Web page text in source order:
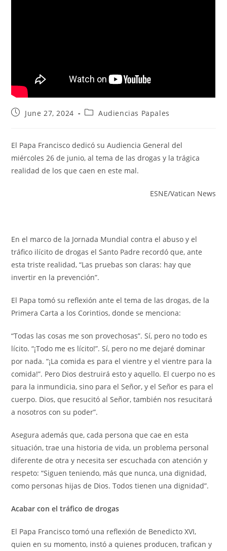
June 27, 2024 Audiencias Papales
El Papa Francisco dedicó su Audiencia General del
miércoles 26 de junio, al tema de las drogas y la trágica
realidad de los que caen en este mal.
ESNE/Vatican News
En el marco de la Jornada Mundial contra el abuso y el
tráfico ilícito de drogas el Santo Padre recordó que, ante
esta triste realidad, “Las pruebas son claras: hay que
invertir en la prevención”.
El Papa tomó su reflexión ante el tema de las drogas, de la
Primera Carta a los Corintios, donde se menciona:
“Todas las cosas me son provechosas”. Sí, pero no todo es
lícito. “¡Todo me es lícito!”. Sí, pero no me dejaré dominar
por nada. “¡La comida es para el vientre y el vientre para la
comida!”. Pero Dios destruirá esto y aquello. El cuerpo no es
para la inmundicia, sino para el Señor, y el Señor es para el
cuerpo. Dios, que resucitó al Señor, también nos resucitará
a nosotros con su poder”.
Asegura además que, cada persona que cae en esta
situación, trae una historia de vida, un problema personal
diferente de otra y necesita ser escuchada con atención y
respeto: “Siguen teniendo, más que nunca, una dignidad,
como personas hijas de Dios. Todos tienen una dignidad”.
Acabar con el tráfico de drogas
El Papa Francisco tomó una reflexión de Benedicto XVI,
quien en su momento, instó a quienes producen, trafican y